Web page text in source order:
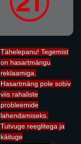
Tähelepanu! Tegemist
on hasartmängu
reklaamiga.
Hasartmäng pole sobiv
viis rahaliste
probleemide
lahendamiseks.
Tutvuge reeglitega ja
käituge